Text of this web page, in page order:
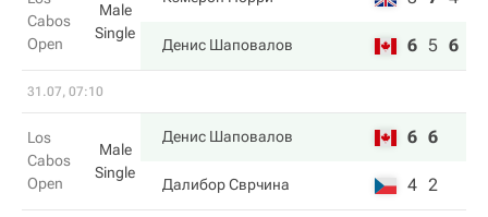
Cabos
Open
Male
Single
Денис Шаповалов 6 5 6
31.07, 07:10
Los
Cabos
Open
Male
Single
Денис Шаповалов 6 6
Далибор Сврчина 4 2